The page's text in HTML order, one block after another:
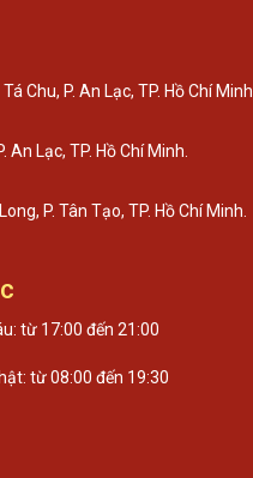
Chu, P. An Lạc, TP. Hồ Chí Minh.
An Lạc, TP. Hồ Chí Minh.
P. Tân Tạo, TP. Hồ Chí Minh.
từ 17:00 đến 21:00
từ 08:00 đến 19:30